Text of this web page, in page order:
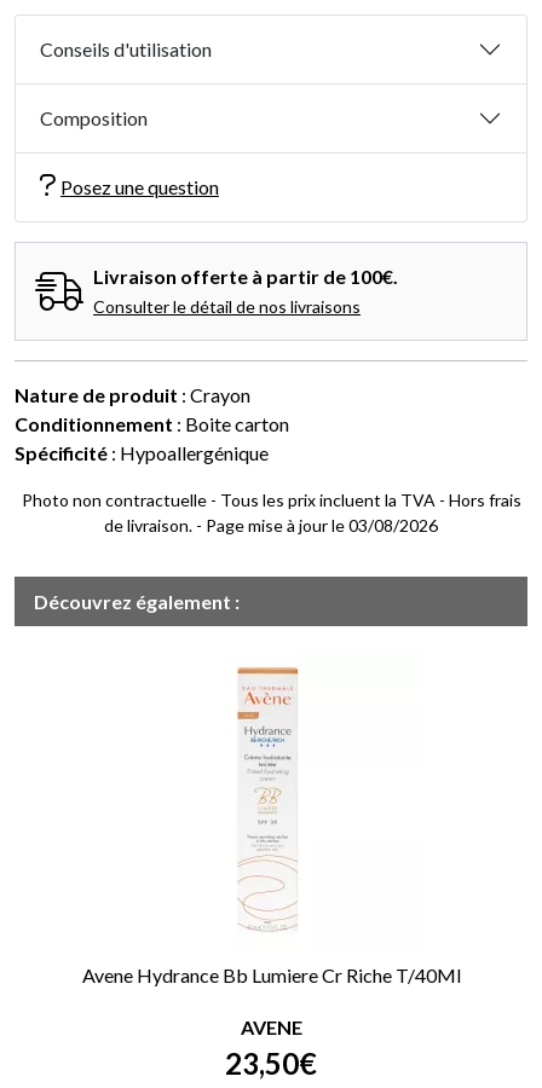
Conseils d'utilisation
Composition
Posez une question
Livraison offerte à partir de 100€.
Consulter le détail de nos livraisons
Nature de produit : Crayon
Conditionnement : Boite carton
Spécificité : Hypoallergénique
Photo non contractuelle - Tous les prix incluent la TVA - Hors frais
de livraison. - Page mise à jour le 03/08/2026
Découvrez également :
Avene Hydrance Bb Lumiere Cr Riche T/40Ml
AVENE
23,50€